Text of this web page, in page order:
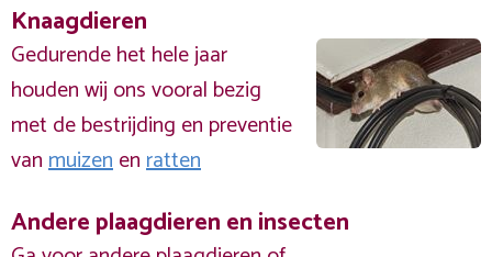
Knaagdieren
Gedurende het hele jaar
houden wij ons vooral bezig
met de bestrijding en preventie
vanmuizenenratten
Andere plaagdieren en insecten